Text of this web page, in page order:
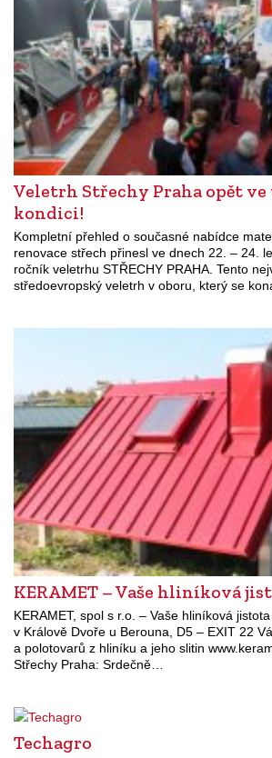
Veletrh Střechy Praha opět ve
kondici!
Kompletní přehled o současné nabídce
renovace střech přinesl ve dnech 22. – 24.
ročník veletrhu STŘECHY PRAHA. Tento
středoevropský veletrh v oboru, který se
KERAMET – Vaše hliníková
KERAMET, spol s r.o. – Vaše hliníková
v Králově Dvoře u Berouna, D5 – EXIT 22
a polotovarů z hliníku a jeho slitin
Střechy Praha: Srdečně…
Techagro